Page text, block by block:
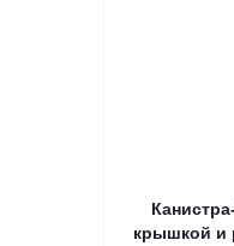
крышкой и